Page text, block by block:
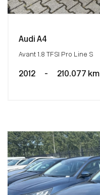
Audi A4
Avant 1.8 TFSI Pro Line S
2012 - 210.077 km